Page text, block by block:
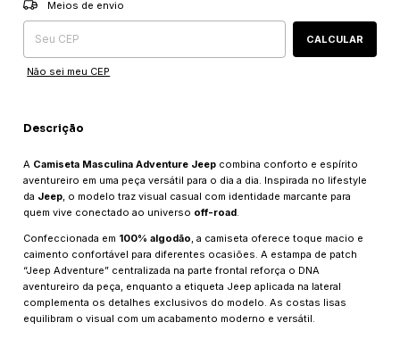
Meios de envio
CALCULAR
Não sei meu CEP
Descrição
A Camiseta Masculina Adventure Jeep combina conforto e espírito
aventureiro em uma peça versátil para o dia a dia. Inspirada no lifestyle
da Jeep , o modelo traz visual casual com identidade marcante para
quem vive conectado ao universo off-road
Confeccionada em 100% algodão , a camiseta oferece toque macio e
caimento confortável para diferentes ocasiões. A estampa de patch
“Jeep Adventure” centralizada na parte frontal reforça o DNA
aventureiro da peça, enquanto a etiqueta Jeep aplicada na lateral
complementa os detalhes exclusivos do modelo. As costas lisas
equilibram o visual com um acabamento moderno e versátil.